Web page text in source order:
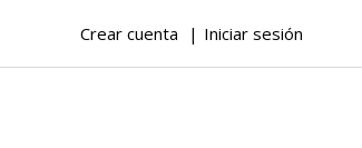
Crear cuenta Iniciar sesión